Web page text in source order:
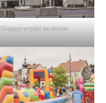
Grający artyści na scenie.